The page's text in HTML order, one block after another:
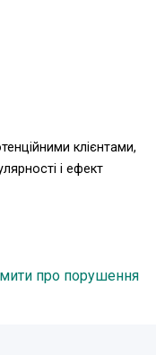
клієнтами,
і ефект
про порушення